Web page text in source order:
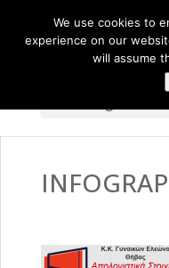
We use cookies to
experience on our
will assume